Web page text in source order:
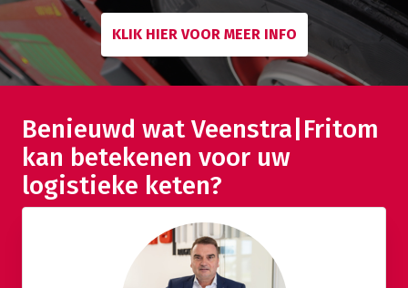
KLIK HIER VOOR MEER INFO
Benieuwd wat Veenstra|Fritom
kan betekenen voor uw
logistieke keten?